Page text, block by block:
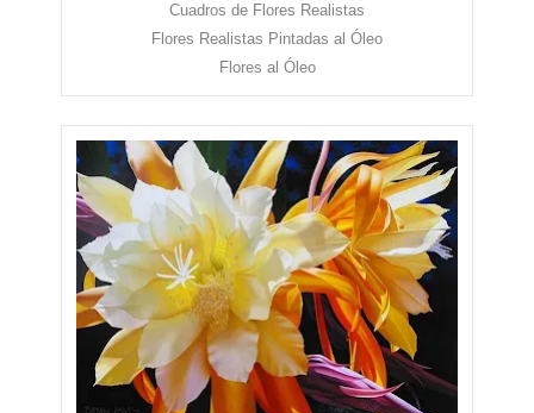
Cuadros de Flores Realistas
Flores Realistas Pintadas al Óleo
Flores al Óleo